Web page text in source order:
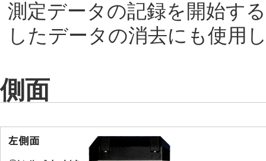
測定データの記録を開始す
したデータの消去にも使用
側面